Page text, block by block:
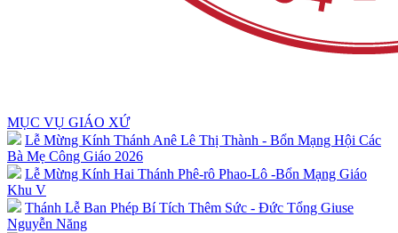
MỤC VỤ GIÁO XỨ
Lễ Mừng Kính Thánh Anê Lê Thị Thành - Bổn Mạng Hội Các
Bà Mẹ Công Giáo 2026
Lễ Mừng Kính Hai Thánh Phê-rô Phao-Lô -Bổn Mạng Giáo
Khu V
Thánh Lễ Ban Phép Bí Tích Thêm Sức - Đức Tổng Giuse
Nguyễn Năng